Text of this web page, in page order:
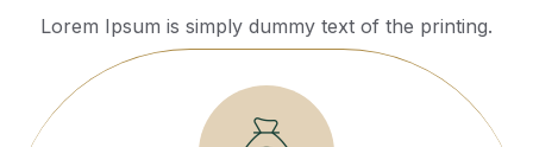
Lorem Ipsum is simply dummy text of the printing.